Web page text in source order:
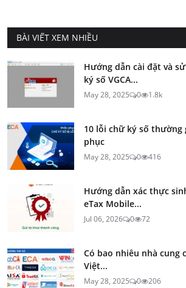
BÀI VIẾT XEM NHIỀU
Hướng dẫn cài đặt và
ký số VGCA...
May 28, 2025 0 1.8k
10 lỗi chữ ký số thường
phục
May 28, 2025 0 416
Hướng dẫn xác thực
eTax Mobile...
Jul 06, 2026 0 72
Có bao nhiêu nhà cung
Việt...
May 28, 2025 0 206